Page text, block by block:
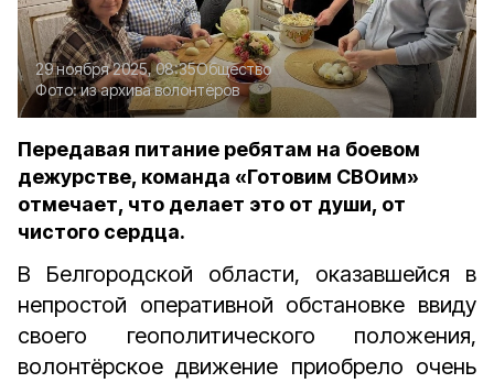
29 ноября 2025, 08:35Общество
Фото:из архива волонтёров
Передавая питание ребятам на боевом
дежурстве, команда «Готовим СВОим»
отмечает, что делает это от души, от
чистого сердца.
В Белгородской области, оказавшейся в
непростой оперативной обстановке ввиду
своего геополитического положения,
волонтёрское движение приобрело очень